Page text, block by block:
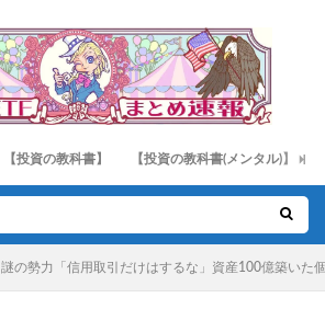
【投資の教科書】 【投資の教科書(メンタル)】
謎の勢力「信用取引だけはするな」資産100億築いた